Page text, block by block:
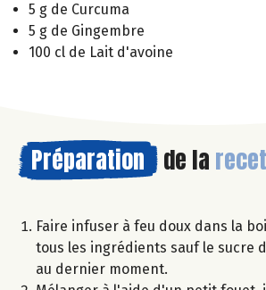
5 g de Curcuma
5 g de Gingembre
100 cl de Lait d'avoine
Préparation de la
Faire infuser à feu doux dans la
tous les ingrédients sauf le sucre
au dernier moment.